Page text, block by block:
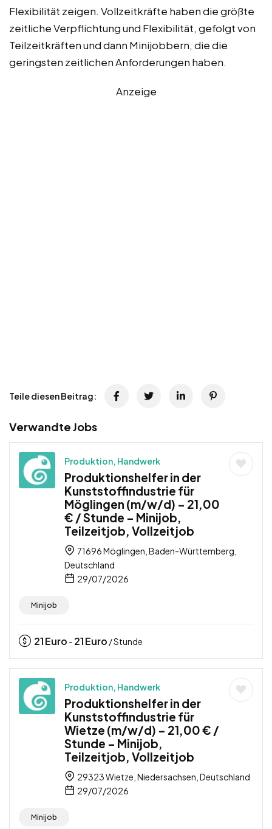
Flexibilität zeigen. Vollzeitkräfte haben die größte
zeitliche Verpflichtung und Flexibilität, gefolgt von
Teilzeitkräften und dann Minijobbern, die die
geringsten zeitlichen Anforderungen haben.
Anzeige
Teile diesen Beitrag:
Verwandte Jobs
Produktion, Handwerk
Produktionshelfer in der
Kunststoffindustrie für
Möglingen (m/w/d) – 21,00
€ / Stunde – Minijob,
Teilzeitjob, Vollzeitjob
71696 Möglingen, Baden-Württemberg,
Deutschland
29/07/2026
Minijob
21Euro - 21Euro / Stunde
Produktion, Handwerk
Produktionshelfer in der
Kunststoffindustrie für
Wietze (m/w/d) – 21,00 € /
Stunde – Minijob,
Teilzeitjob, Vollzeitjob
29323 Wietze, Niedersachsen, Deutschland
29/07/2026
Minijob